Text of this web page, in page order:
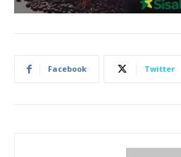
Facebook Twitter